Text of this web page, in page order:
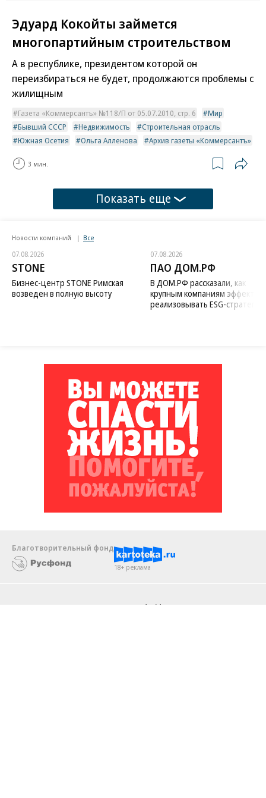
Эдуард Кокойты займется
многопартийным строительством
А в республике, президентом которой он
переизбираться не будет, продолжаются проблемы с
жилищным
Газета «Коммерсантъ» №118/П от 05.07.2010, стр. 6
Мир
Бывший СССР
Недвижимость
Строительная отрасль
Южная Осетия
Ольга Алленова Архив газеты «Коммерсантъ»
3 мин.
Показать еще
Новости компаний Все
07.08.2026
STONE
Бизнес-центр STONE Римская
возведен в полную высоту
07.08.2026
ПАО ДОМ.РФ
В ДОМ.РФ рассказали, как
крупным компаниям
реализовывать ESG-стратегию
Благотворительный фонд
18+ реклама
Android